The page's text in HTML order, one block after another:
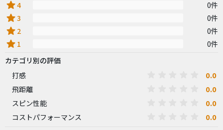
star4 0件
star3 0件
star 2 0件
star 1
0件
カテゴリ別の評価
打感
0.0
飛距離 0.0
スピン性能 0.0
コストパフォーマンス 0.0